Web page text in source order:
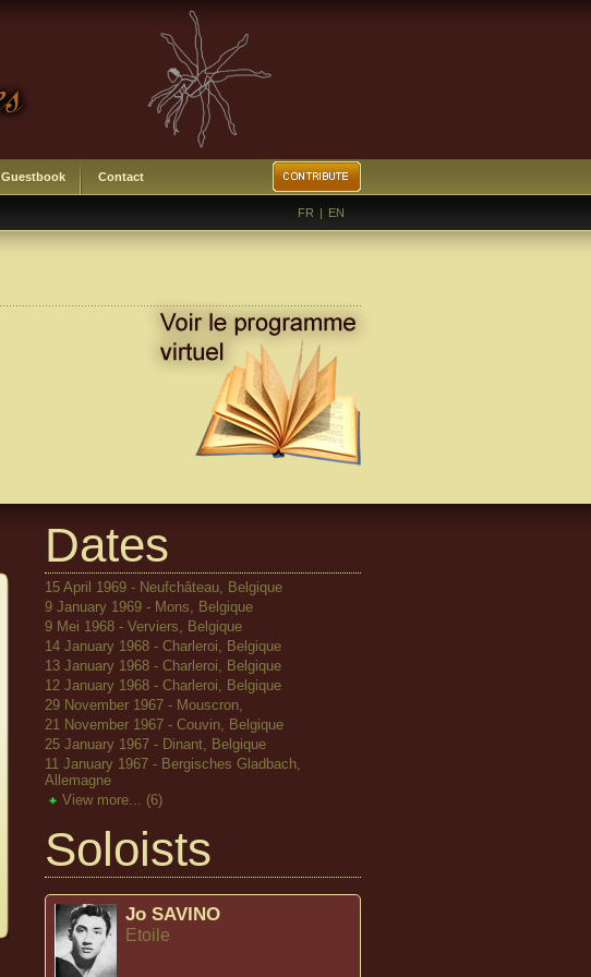
Guestbook Contact
FR | EN
Dates
15 April 1969 - Neufchâteau, Belgique
9 January 1969 - Mons, Belgique
9 Mei 1968 - Verviers, Belgique
14 January 1968 - Charleroi, Belgique
13 January 1968 - Charleroi, Belgique
12 January 1968 - Charleroi, Belgique
29 November 1967 - Mouscron,
21 November 1967 - Couvin, Belgique
25 January 1967 - Dinant, Belgique
11 January 1967 - Bergisches Gladbach,
Allemagne
View more... (6)
Soloists
Jo SAVINO
Etoile